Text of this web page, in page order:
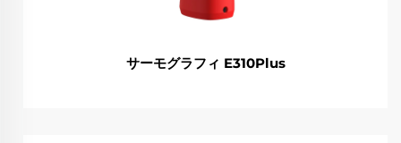
サーモグラフィ E310Plus